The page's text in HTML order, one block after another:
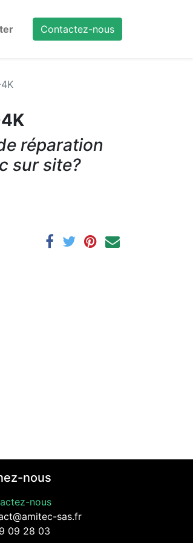
Contactez-nous
réparation
sur site?
nous
nous
sas.fr
09 28 03